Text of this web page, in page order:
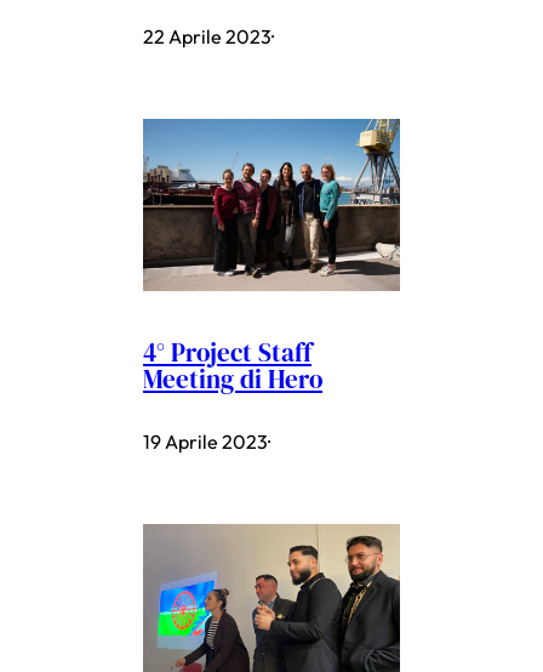
22 Aprile 2023·
4° Project Staff
Meeting di Hero
19 Aprile 2023·